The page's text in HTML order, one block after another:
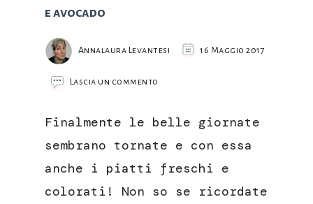
e avocado
Annalaura Levantesi 16 Maggio 2017
Lascia un commento
salmone
rosa
avocado
Finalmente le belle giornate
sembrano tornate e con essa
anche i piatti freschi e
colorati! Non so se ricordate